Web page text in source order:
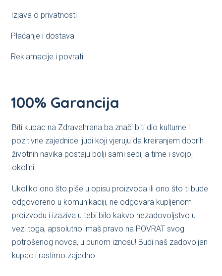
Izjava o privatnosti
Plaćanje i dostava
Reklamacije i povrati
100% Garancija
Biti kupac na Zdravahrana.ba znači biti dio kulturne i
pozitivne zajednice ljudi koji vjeruju da kreiranjem dobrih
životnih navika postaju bolji sami sebi, a time i svojoj
okolini.
Ukoliko ono što piše u opisu proizvoda ili ono što ti bude
odgovoreno u komunikaciji, ne odgovara kupljenom
proizvodu i izaziva u tebi bilo kakvo nezadovoljstvo u
vezi toga, apsolutno imaš pravo na POVRAT svog
potrošenog novca, u punom iznosu! Budi naš zadovoljan
kupac i rastimo zajedno.